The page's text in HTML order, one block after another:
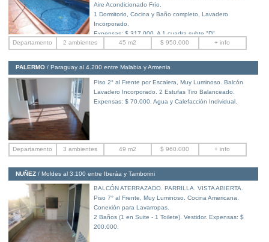
Aire Acondicionado Frío.
1 Dormitorio, Cocina y Baño completo, Lavadero
Incorporado.
Expensas: $ 317.000. A 1 cuadra subte "D".
Departamento
2 ambientes 45 m2 $ 950.000 + info
PALERMO / Paraguay al 4.200entre Malabia y Armenia
Piso 2° al Frente por Escalera, Muy Luminoso. Balcón
Lavadero Incorporado. 2 Estufas Tiro Balanceado.
Expensas: $ 70.000. Agua y Calefacción Individual.
Departamento 3 ambientes 49 m2 $ 960.000 + info
NUÑEZ / Moldes al 3.100 entre Iberáa y Tamborini
BALCÓN ATERRAZADO. PARRILLA. VISTA ABIERTA.
Piso 7° al Frente, Muy Luminoso. Cocina Americana.
Conexión para Lavarropas.
2 Baños (1 en Suite - 1 Toilete). Vestidor. Expensas: $
200.000.